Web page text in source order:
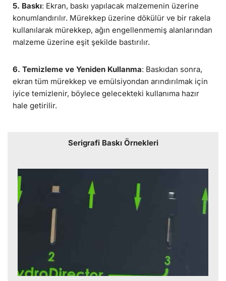
5. Baskı: Ekran, baskı yapılacak malzemenin üzerine
konumlandırılır. Mürekkep üzerine dökülür ve bir rakela
kullanılarak mürekkep, ağın engellenmemiş alanlarından
malzeme üzerine eşit şekilde bastırılır.
6. Temizleme ve Yeniden Kullanma: Baskıdan sonra,
ekran tüm mürekkep ve emülsiyondan arındırılmak için
iyice temizlenir, böylece gelecekteki kullanıma hazır
hale getirilir.
Serigrafi Baskı Örnekleri